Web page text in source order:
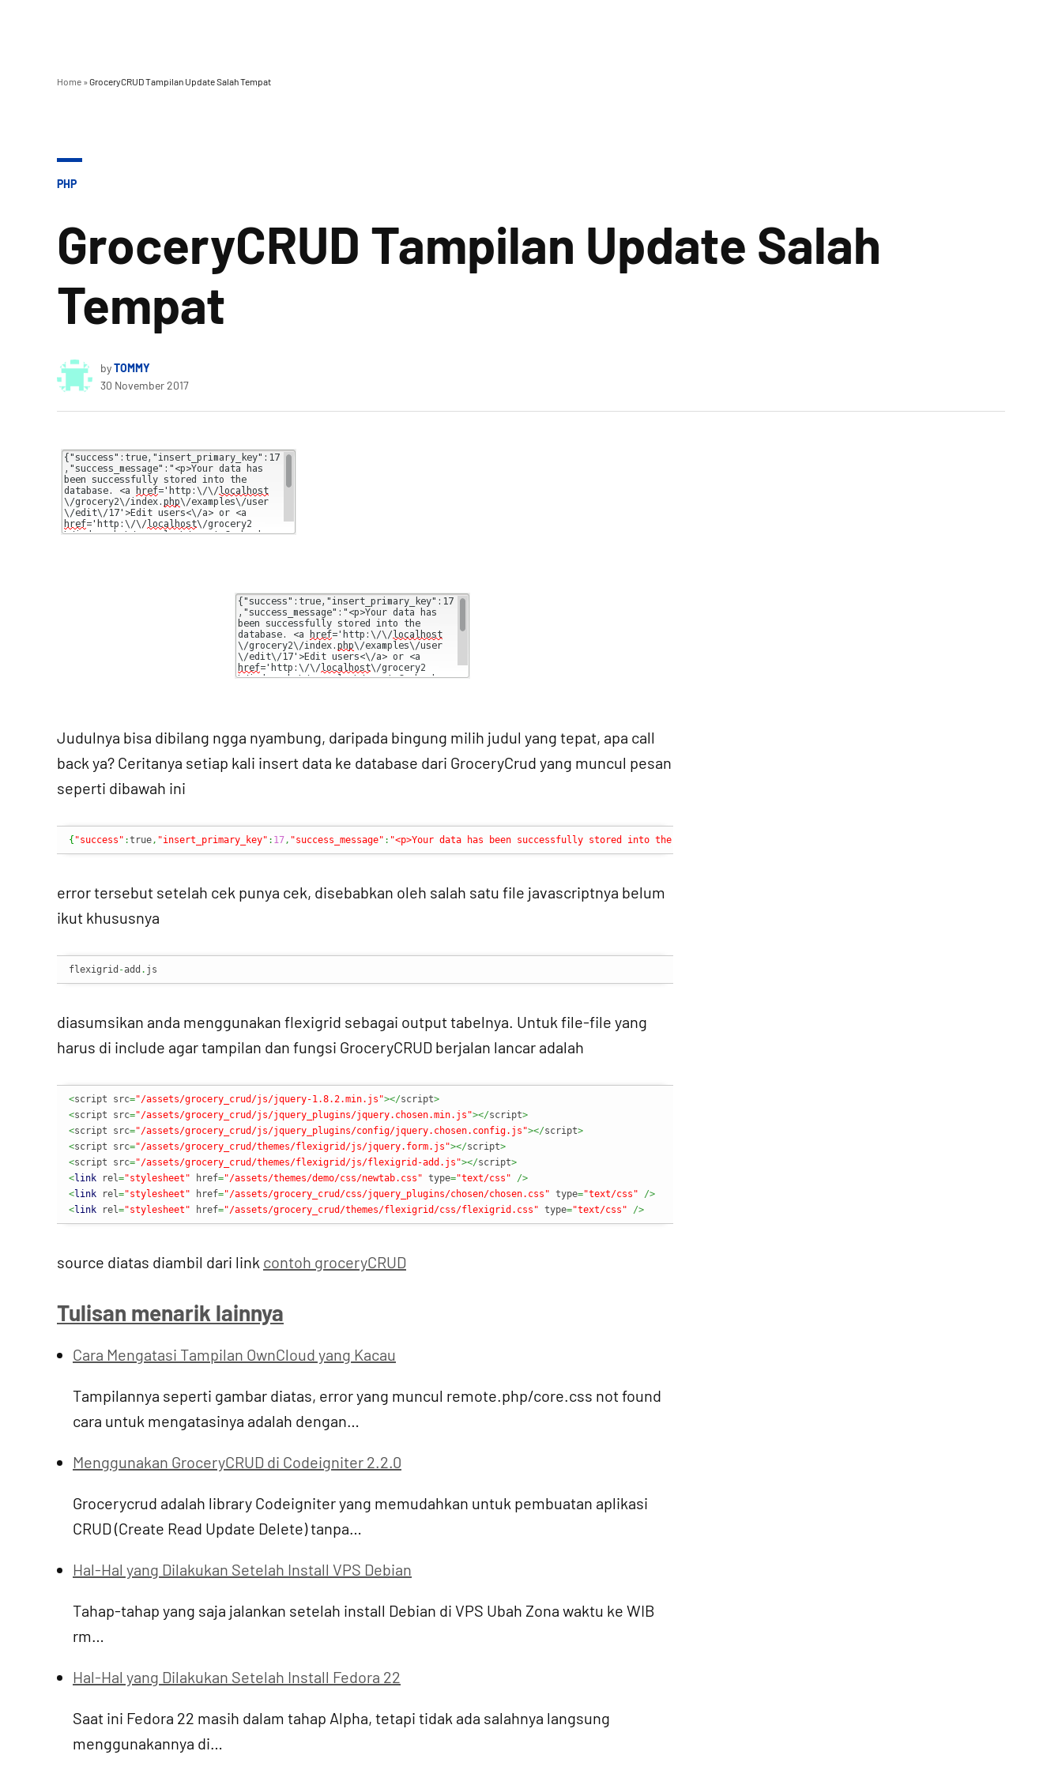
Home »GroceryCRUD Tampilan Update Salah Tempat
POSTED
PHP
GroceryCRUD Tampilan Update Salah
Tempat
byTOMMY
30 November 2017
Judulnya bisa dibilang ngga nyambung, daripada bingung milih judul yang tepat, apa call
back ya? Ceritanya setiap kali insert data ke database dari GroceryCrud yang muncul pesan
seperti dibawah ini
{ "success" :true, "insert_primary_key" : 17, "success_message" : "<p>Your data has been successfully stored into the database. Edit users<
error tersebut setelah cek punya cek, disebabkan oleh salah satu file javascriptnya belum
ikut khususnya
flexigrid -add . js
diasumsikan anda menggunakan flexigrid sebagai output tabelnya. Untuk file-file yang
harus di include agar tampilan dan fungsi GroceryCRUD berjalan lancar adalah
<script src="/assets/grocery_crud/js/jquery-1.8.2.min.js"></script>
<script src="/assets/grocery_crud/js/jquery_plugins/jquery.chosen.min.js"></script>
<script src="/assets/grocery_crud/js/jquery_plugins/config/jquery.chosen.config.js"></script>
<script src="/assets/grocery_crud/themes/flexigrid/js/jquery.form.js"></script>
<script src="/assets/grocery_crud/themes/flexigrid/js/flexigrid-add.js"></script>
<link rel="stylesheet" href="/assets/themes/demo/css/newtab.css" type="text/css"
/>
<link rel="stylesheet" href="/assets/grocery_crud/css/jquery_plugins/chosen/chosen.css" type="text/css"
/>
<link rel="stylesheet" href="/assets/grocery_crud/themes/flexigrid/css/flexigrid.css" type="text/css" />
source diatas diambil dari link contoh groceryCRUD
Tulisan menarik lainnya
Cara Mengatasi Tampilan OwnCloud yang Kacau
Tampilannya seperti gambar diatas, error yang muncul remote.php/core.css not found
cara untuk mengatasinya adalah dengan…
Menggunakan GroceryCRUD di Codeigniter 2.2.0
Grocerycrud adalah library Codeigniter yang memudahkan untuk pembuatan aplikasi
CRUD (Create Read Update Delete) tanpa…
Hal-Hal yang Dilakukan Setelah Install VPS Debian
Tahap-tahap yang saja jalankan setelah install Debian di VPS Ubah Zona waktu ke WIB
rm…
Hal-Hal yang Dilakukan Setelah Install Fedora 22
Saat ini Fedora 22 masih dalam tahap Alpha, tetapi tidak ada salahnya langsung
menggunakannya di…